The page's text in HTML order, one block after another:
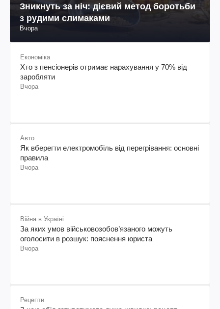
Зникнуть за ніч: дієвий метод боротьби
з рудими слимаками
Вчора
Економіка
Хто з пенсіонерів отримає нарахування у 70% від
заробляти
Вчора
Авто
Як вберегти електромобіль від перегрівання: основні
правила
Вчора
Війна в Україні
За яких умов військовозобов’язаного можуть
оголосити в розшук: пояснення юриста
Вчора
Рецепти